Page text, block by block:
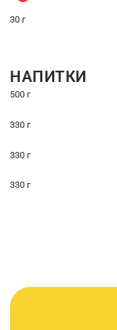
30 г
НАПИТКИ
500 г
330 г
330 г
330 г